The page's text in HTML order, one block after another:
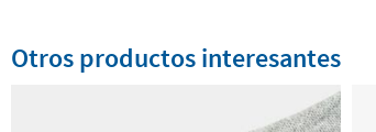
Otros productos interesantes